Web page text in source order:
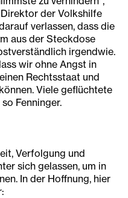
der Volkshilfe
verlassen, dass die
aus der Steckdose
irgendwie.
wir ohne Angst in
Rechtsstaat und
Viele geflüchtete
Fenninger.
Verfolgung und
sich gelassen, um in
In der Hoffnung, hier